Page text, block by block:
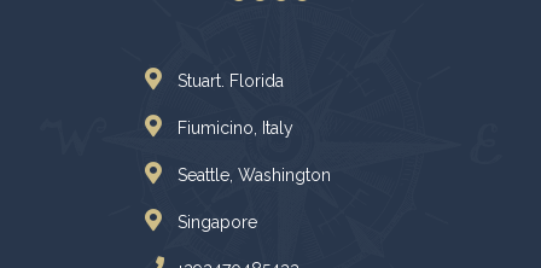
Stuart. Florida
Fiumicino, Italy
Seattle, Washington
Singapore